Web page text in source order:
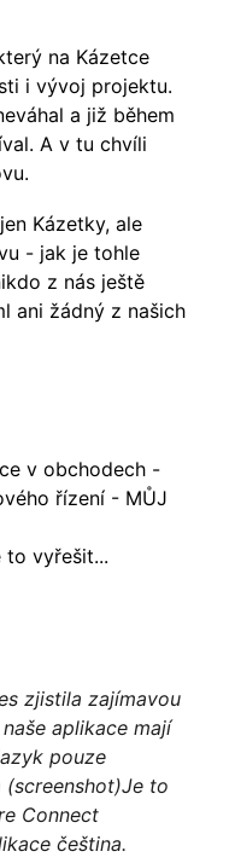
na Kázetce
i vývoj projektu.
a již během
A v tu chvíli
Kázetky, ale
- jak je tohle
z nás ještě
ani žádný z našich
v obchodech -
řízení - MŮJ
vyřešit...
zjistila zajímavou
aplikace mají
pouze
(screenshot)Je to
Connect
čeština.